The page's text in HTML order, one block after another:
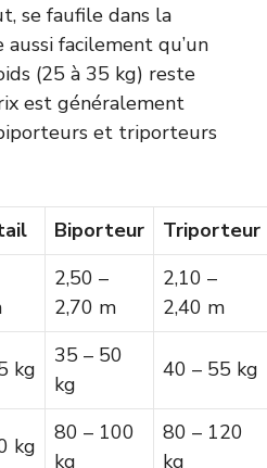
se faufile dans la
facilement qu’un
(25 à 35 kg) reste
est généralement
et triporteurs
Biporteur Triporteur
2,50 –
2,70 m
2,10 –
2,40 m
kg
35 – 50
kg
40 – 55 kg
kg
80 – 100
kg
80 – 120
kg